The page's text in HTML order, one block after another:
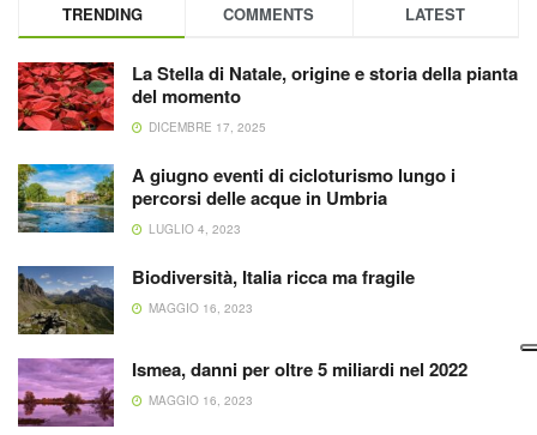
TRENDING COMMENTS LATEST
La Stella di Natale, origine e storia della pianta
del momento
DICEMBRE 17, 2025
A giugno eventi di cicloturismo lungo i
percorsi delle acque in Umbria
LUGLIO 4, 2023
Biodiversità, Italia ricca ma fragile
MAGGIO 16, 2023
Ismea, danni per oltre 5 miliardi nel 2022
MAGGIO 16, 2023